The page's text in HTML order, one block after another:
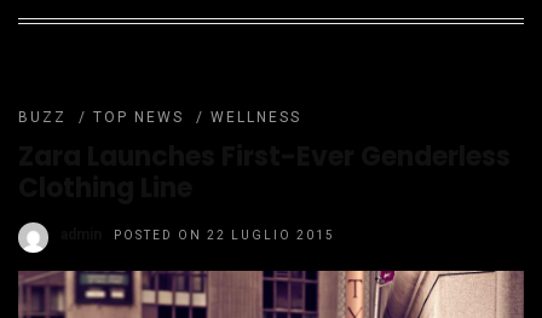
BUZZ / TOP NEWS / WELLNESS
POSTED ON 22 LUGLIO 2015